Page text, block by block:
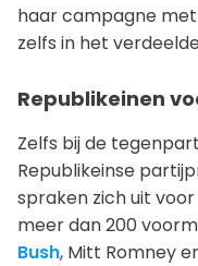
haar campagne
zelfs in het
Republikeinen
Zelfs bij de
Republikeinse
spraken zich uit
meer dan 200
Bush, Mitt Romney